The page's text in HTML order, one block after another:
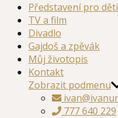
Představení pro
TV a film
Divadlo
Gajdoš a zpěvák
Můj životopis
Kontakt
Zobrazit podmenu
777 640 229